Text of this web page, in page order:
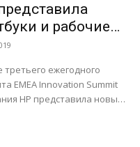
и рабочие
с
обнаружения
третьего ежегодного
EMEA Innovation Summit
HP представила новые